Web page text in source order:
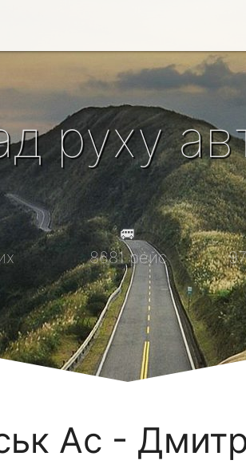
руху
🚐
8681 рейс
Ас -